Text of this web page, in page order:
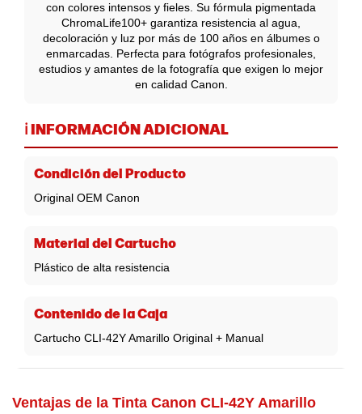
con colores intensos y fieles. Su fórmula pigmentada
ChromaLife100+ garantiza resistencia al agua,
decoloración y luz por más de 100 años en álbumes o
enmarcadas. Perfecta para fotógrafos profesionales,
estudios y amantes de la fotografía que exigen lo mejor
en calidad Canon.
ℹ️ INFORMACIÓN ADICIONAL
Condición del Producto
Original OEM Canon
Material del Cartucho
Plástico de alta resistencia
Contenido de la Caja
Cartucho CLI-42Y Amarillo Original + Manual
Ventajas de la Tinta Canon CLI-42Y Amarillo